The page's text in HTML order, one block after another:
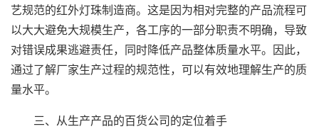
艺规范的红外灯珠制造商。这是因为相对完整的产品流程可
以大大避免大规模生产，各工序的一部分职责不明确，导致
对错误成果逃避责任，同时降低产品整体质量水平。因此，
通过了解厂家生产过程的规范性，可以有效地理解生产的质
量水平。
三、从生产产品的百货公司的定位着手